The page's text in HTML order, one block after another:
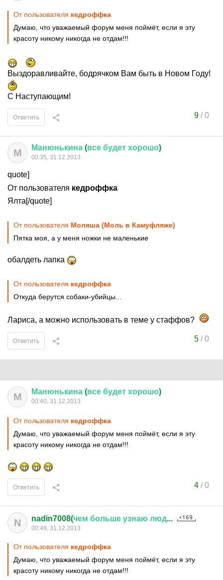
От пользователя кедроффка
Думаю, что уважаемый форум меня поймёт, если я эту
красоту никому никогда не отдам!!!
Выздоравливайте, бодрячком Вам быть в Новом Году!
С Наступающим!
9/0
Ответить
М Манюнькина (все будет хорошо)
00:35, 31.12.2013
quote]
От пользователя кедроффка
Ялта[/quote]
От пользователя Моляша (Моль в Камуфляже)
Пятка моя, а у меня ножки не маленькие
обалдеть лапка
От пользователя кедроффка
Откуда берутся собаки-убийцы...
Лариса, а можно использовать в теме у стаффов?
5/0
Ответить
М Манюнькина (все будет хорошо)
00:40, 31.12.2013
От пользователя кедроффка
Думаю, что уважаемый форум меня поймёт, если я эту
красоту никому никогда не отдам!!!
4/0
Ответить
N nadin7008(чем больше узнаю люд...
00:49, 31.12.2013
От пользователя кедроффка
Думаю, что уважаемый форум меня поймёт, если я эту
красоту никому никогда не отдам!!!